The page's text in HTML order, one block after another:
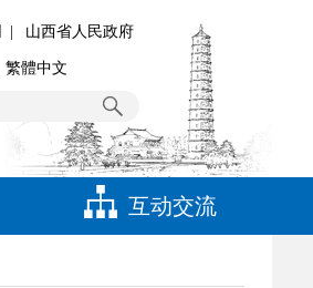
山西省人民政府
繁體中文
互动交流